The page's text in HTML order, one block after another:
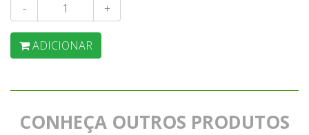
- +
ADICIONAR
CONHEÇA OUTROS PRODUTOS